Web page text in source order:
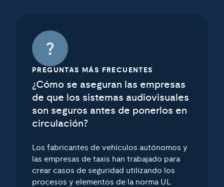
PREGUNTAS MÁS FRECUENTES
¿Cómo se aseguran las empresas
de que los sistemas audiovisuales
son seguros antes de ponerlos en
circulación?
Los fabricantes de vehículos autónomos y
las empresas de taxis han trabajado para
crear casos de seguridad utilizando los
procesos y elementos de la norma UL